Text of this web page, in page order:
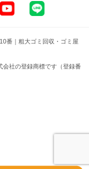
番｜粗大ゴミ回収・ゴミ屋
会社の登録商標です（登録番